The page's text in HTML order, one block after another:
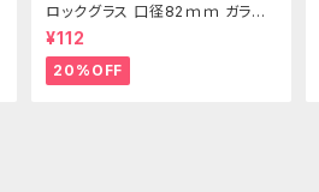
ロックグラス 口径82ｍｍ ガラス
製 250cc
¥112
20%OFF